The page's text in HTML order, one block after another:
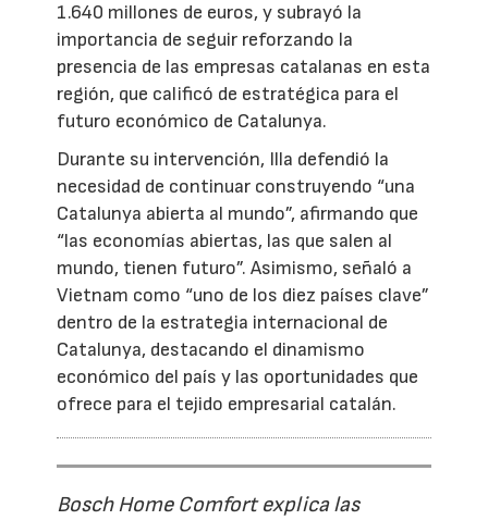
1.640 millones de euros, y subrayó la
importancia de seguir reforzando la
presencia de las empresas catalanas en esta
región, que calificó de estratégica para el
futuro económico de Catalunya.
Durante su intervención, Illa defendió la
necesidad de continuar construyendo “una
Catalunya abierta al mundo”, afirmando que
“las economías abiertas, las que salen al
mundo, tienen futuro”. Asimismo, señaló a
Vietnam como “uno de los diez países clave”
dentro de la estrategia internacional de
Catalunya, destacando el dinamismo
económico del país y las oportunidades que
ofrece para el tejido empresarial catalán.
Bosch Home Comfort explica las